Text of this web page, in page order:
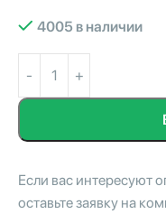
4005 в наличии
Если вас интересуют
оставьте заявку на